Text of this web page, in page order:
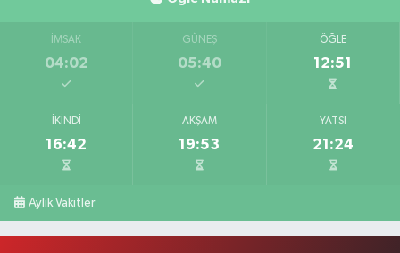
İMSAK
04:02
GÜNEŞ
05:40
ÖĞLE
12:51
İKINDI
16:42
AKŞAM
19:53
YATSI
21:24
Aylık Vakitler